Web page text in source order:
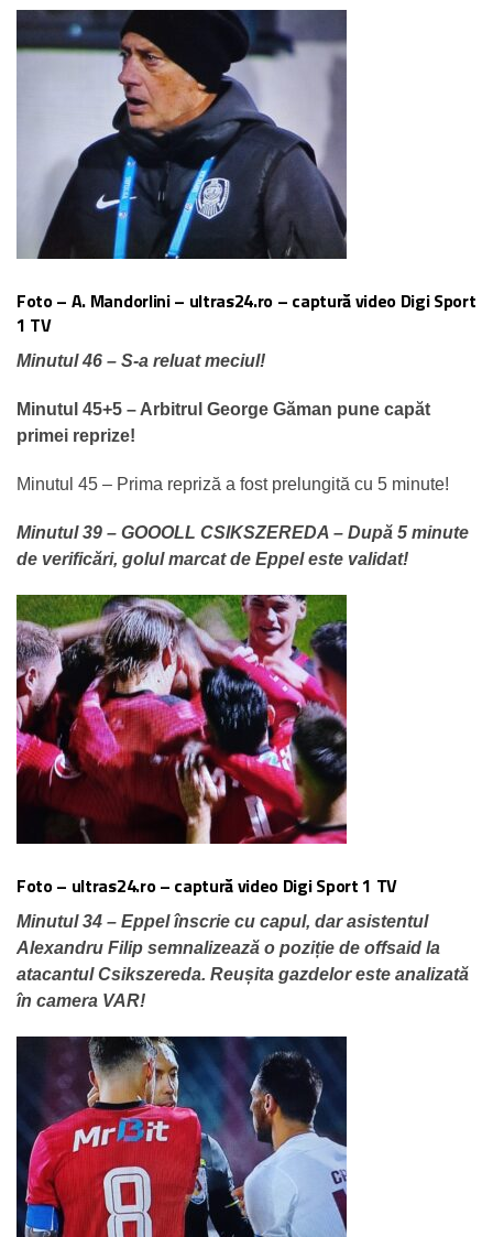
Foto – A. Mandorlini – ultras24.ro – captură video Digi Sport
1 TV
Minutul 46 – S-a reluat meciul!
Minutul 45+5 – Arbitrul George Găman pune capăt
primei reprize!
Minutul 45 – Prima repriză a fost prelungită cu 5 minute!
Minutul 39 – GOOOLL CSIKSZEREDA – După 5 minute
de verificări, golul marcat de Eppel este validat!
Foto – ultras24.ro – captură video Digi Sport 1 TV
Minutul 34 – Eppel înscrie cu capul, dar asistentul
Alexandru Filip semnalizează o poziție de offsaid la
atacantul Csikszereda. Reușita gazdelor este analizată
în camera VAR!